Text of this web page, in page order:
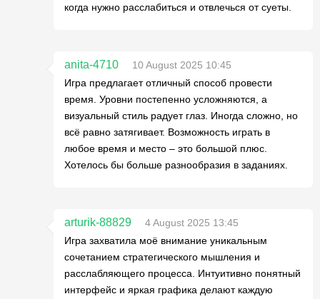
когда нужно расслабиться и отвлечься от суеты.
anita-4710
10 August 2025 10:45
Игра предлагает отличный способ провести
время. Уровни постепенно усложняются, а
визуальный стиль радует глаз. Иногда сложно, но
всё равно затягивает. Возможность играть в
любое время и место – это большой плюс.
Хотелось бы больше разнообразия в заданиях.
arturik-88829
4 August 2025 13:45
Игра захватила моё внимание уникальным
сочетанием стратегического мышления и
расслабляющего процесса. Интуитивно понятный
интерфейс и яркая графика делают каждую